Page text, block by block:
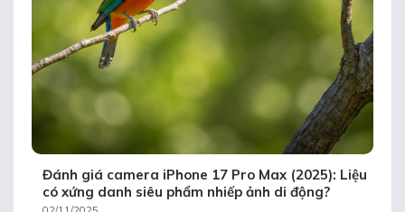
Đánh giá camera iPhone 17 Pro Max (2025): Liệu
có xứng danh siêu phẩm nhiếp ảnh di động?